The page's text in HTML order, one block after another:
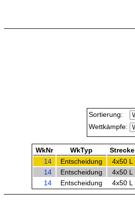
Sortierung:
Wettkämpfe:
WkNr WkTyp Strecke
14
Entscheidung 4x50 L
14
Entscheidung 4x50 L
14
Entscheidung 4x50 L